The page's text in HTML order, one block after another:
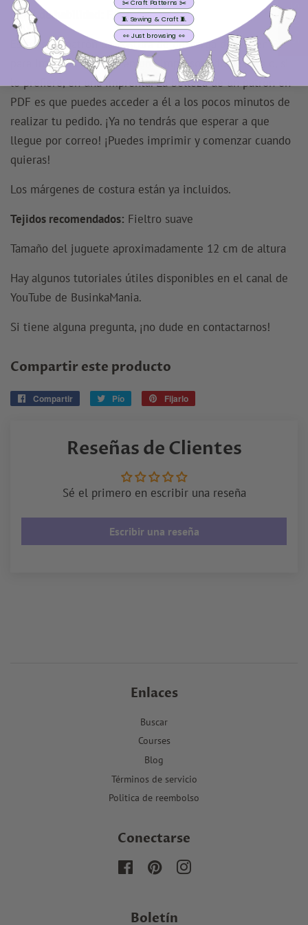
Nivel de habilidad: FÁCIL
Este es un patrón de costura de descarga digital en PDF
para imprimir en casa en una impresora doméstica o, si
lo prefiere, en una imprenta. La belleza de un patrón en
PDF es que puedes acceder a él a los pocos minutos de
realizar tu pedido. ¡Ya no tendrás que esperar a que
llegue por correo! ¡Puedes imprimir y comenzar cuando
quieras!
Los márgenes de costura están ya incluidos.
Tejidos recomendados: Fieltro suave
Tamaño del juguete aproximadamente 12 cm de altura
Hay algunos tutoriales útiles disponibles en el canal de
YouTube de BusinkaMania.
Si tiene alguna pregunta, ¡no dude en contactarnos!
Compartir este producto
Compartir
CompartirPío
Tuitear
Fijarlo
Reseñas de Clientes
Sé el primero en escribir una reseña
Escribir una reseña
Enlaces
Buscar
Courses
Blog
Términos de servicio
Politica de reembolso
Conectarse
FacebookPinterestInstagram
Boletín
✂️ Craft Patterns ✂️
🧵 Sewing & Craft 🧵
👀 Just browsing 👀